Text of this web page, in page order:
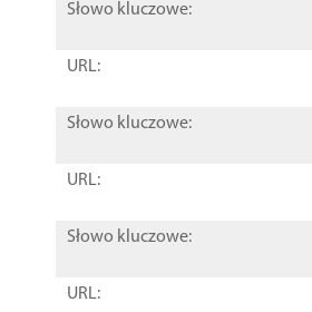
Słowo kluczowe:
URL:
Słowo kluczowe:
URL:
Słowo kluczowe:
URL: